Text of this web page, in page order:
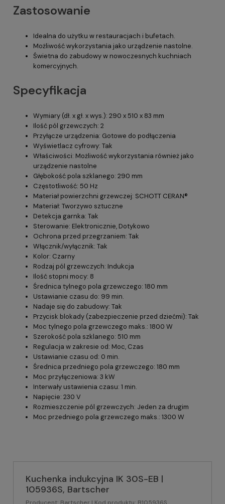
Zastosowanie
Idealna do użytku w restauracjach i bufetach.
Możliwość wykorzystania jako urządzenie nastolne.
Świetna do zabudowy w nowoczesnych kuchniach
komercyjnych.
Specyfikacja
Wymiary (dł. x gł. x wys.): 290 x 510 x 83 mm
Ilość pól grzewczych: 2
Przyłącze urządzenia: Gotowe do podłączenia
Wyświetlacz cyfrowy: Tak
Właściwości: Możliwość wykorzystania również jako
urządzenie nastolne
Głębokość pola szklanego: 290 mm
Częstotliwość: 50 Hz
Materiał powierzchni grzewczej: SCHOTT CERAN®
Materiał: Tworzywo sztuczne
Detekcja garnka: Tak
Sterowanie: Elektronicznie, Dotykowo
Ochrona przed przegrzaniem: Tak
Włącznik/wyłącznik: Tak
Kolor: Czarny
Rodzaj pól grzewczych: Indukcja
Ilość stopni mocy: 8
Średnica tylnego pola grzewczego: 180 mm
Ustawianie czasu do: 99 min.
Nadaje się do zabudowy: Tak
Przycisk blokady (zabezpieczenie przed dziećmi): Tak
Moc tylnego pola grzewczego maks.: 1800 W
Szerokość pola szklanego: 510 mm
Regulacja w zakresie od: Moc, Czas
Ustawianie czasu od: 0 min.
Średnica przedniego pola grzewczego: 180 mm
Moc przyłączeniowa: 3 kW
Interwały ustawienia czasu: 1 min.
Napięcie: 230 V
Rozmieszczenie pól grzewczych: Jeden za drugim
Moc przedniego pola grzewczego maks.: 1300 W
Kuchenka indukcyjna IK 30S-EB |
105936S, Bartscher
Producent: Bartscher | Kod produktu: B105936S